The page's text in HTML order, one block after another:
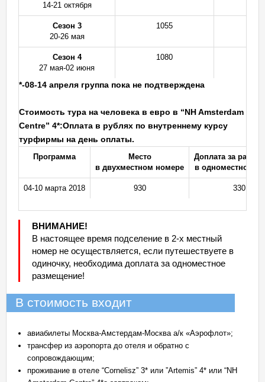
14-21 октября
Сезон 3
20-26 мая
1055
Сезон 4
27 мая-02 июня
1080
*-08-14 апреля группа пока не подтверждена
Стоимость тура на человека в евро в “NH Amsterdam
Centre” 4*:Оплата в рублях по внутреннему курсу
турфирмы на день оплаты.
Программа
Место
в двухместном номере
Доплата за
в одноместном
04-10 марта 2018 930 330
ВНИМАНИЕ!
В настоящее время подселение в 2-х местный
номер не осуществляется, если путешествуете в
одиночку, необходима доплата за одноместное
размещение!
В стоимость входит
авиабилеты Москва-Амстердам-Москва а/к «Аэрофлот»;
трансфер из аэропорта до отеля и обратно с
сопровождающим;
проживание в отеле “Cornelisz” 3* или ”Artemis” 4* или “NH